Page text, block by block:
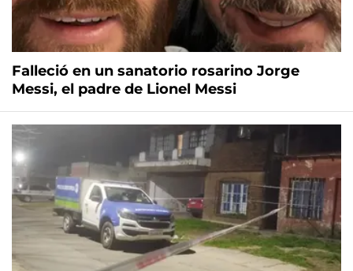
Falleció en un sanatorio rosarino Jorge
Messi, el padre de Lionel Messi